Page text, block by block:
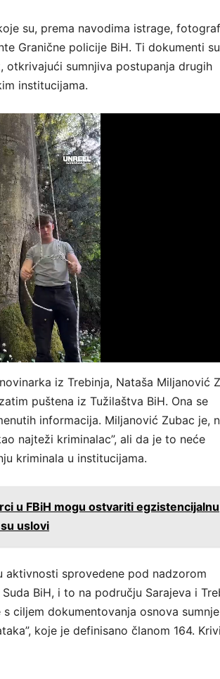
su, prema navodima istrage,
Granične policije BiH. Ti dokumenti
otkrivajući sumnjiva postupanja drugih
institucijama.
iz Trebinja, Nataša Miljanović
puštena iz Tužilaštva BiH. Ona se
informacija. Miljanović Zubac je,
najteži kriminalac”, ali da je to neće
kriminala u institucijama.
u FBiH mogu ostvariti egzistencijalnu
uslovi
aktivnosti sprovedene pod nadzorom
BiH, i to na području Sarajeva i
ciljem dokumentovanja osnova
koje je definisano članom 164.